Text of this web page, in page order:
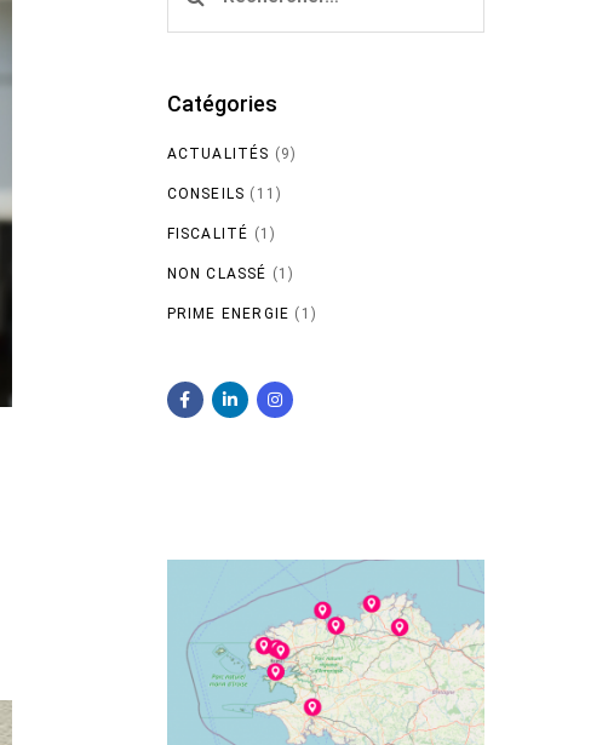
Catégories
ACTUALITÉS (9)
CONSEILS (11)
FISCALITÉ (1)
NON CLASSÉ (1)
PRIME ENERGIE (1)